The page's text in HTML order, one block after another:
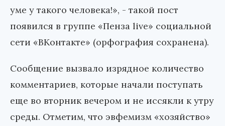
уме у такого человека!», - такой пост
появился в группе «Пенза live» социальной
сети «ВКонтакте» (орфография сохранена).
Сообщение вызвало изрядное количество
комментариев, которые начали поступать
еще во вторник вечером и не иссякли к утру
среды. Отметим, что эвфемизм «хозяйство»